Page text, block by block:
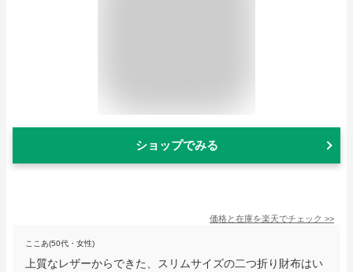
ショップでみる
価格と在庫を楽天でチェック >>
ここあ(50代・女性)
上質なレザーからできた、スリムサイズの二つ折り財布はい